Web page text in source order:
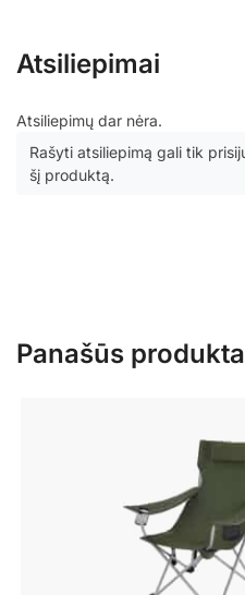
Atsiliepimai
Atsiliepimų dar nėra.
Rašyti atsiliepimą gali tik
šį produktą.
Panašūs